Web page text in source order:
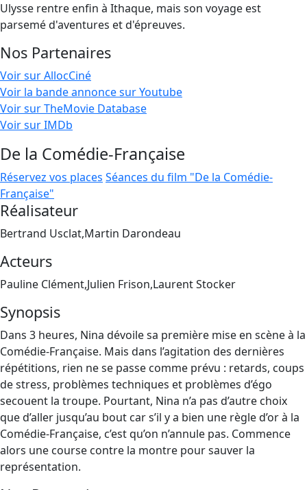
Ulysse rentre enfin à Ithaque, mais son voyage est
parsemé d'aventures et d'épreuves.
Nos Partenaires
Voir sur AllocCiné
Voir la bande annonce sur Youtube
Voir sur TheMovie Database
Voir sur IMDb
De la Comédie-Française
Réservez vos places Séances du film "De la Comédie-
Française"
Réalisateur
Bertrand Usclat,Martin Darondeau
Acteurs
Pauline Clément,Julien Frison,Laurent Stocker
Synopsis
Dans 3 heures, Nina dévoile sa première mise en scène à la
Comédie-Française. Mais dans l’agitation des dernières
répétitions, rien ne se passe comme prévu : retards, coups
de stress, problèmes techniques et problèmes d’égo
secouent la troupe. Pourtant, Nina n’a pas d’autre choix
que d’aller jusqu’au bout car s’il y a bien une règle d’or à la
Comédie-Française, c’est qu’on n’annule pas. Commence
alors une course contre la montre pour sauver la
représentation.